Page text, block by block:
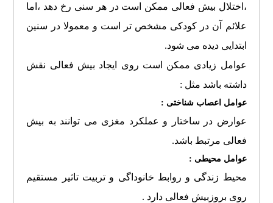
،اختلال بیش فعالی ممکن است در هر سنی رخ دهد ،اما
علائم آن در کودکی مشخص تر است و معمولا در سنین
ابتدایی دیده می شود.
عوامل زیادی ممکن است روی ایجاد بیش فعالی نقش
داشته باشد مثل :
عوامل اعصاب شناختی :
عوارض در ساختار و عملکرد مغزی می توانند به بیش
فعالی مرتبط باشد.
عوامل محیطی :
محیط زندگی و روابط خانوداگی و تربیت تاثیر مستقیم
روی بروزبیش فعالی دارد .